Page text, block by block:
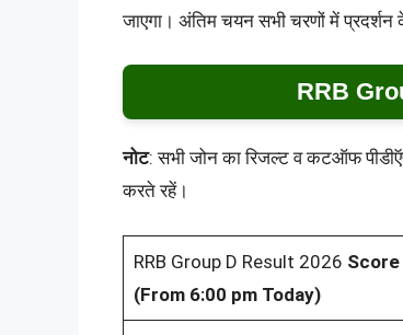
जाएगा। अंतिम चयन सभी चरणों में प्रदर्शन
RRB
नोट: सभी जोन का रिजल्ट व कटऑफ
करते रहें।
RRB Group D Result 2026 Score
(From 6:00 pm Today)